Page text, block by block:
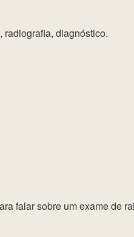
radiografia, diagnóstico.
falar sobre um exame de